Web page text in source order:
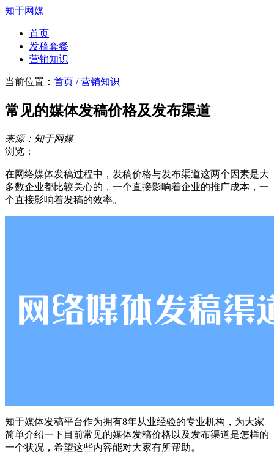
知于网媒
首页
发稿套餐
营销知识
当前位置： 首页 /营销知识
常见的媒体发稿价格及发布渠道
来源：知于网媒
浏览：
在网络媒体发稿过程中，发稿价格与发布渠道这两个因素是大
多数企业都比较关心的，一个直接影响着企业的推广成本，一
个直接影响着发稿的效率。
知于媒体发稿平台作为拥有8年从业经验的专业机构，为大家
简单介绍一下目前常见的媒体发稿价格以及发布渠道是怎样的
一个状况，希望这些内容能对大家有所帮助。